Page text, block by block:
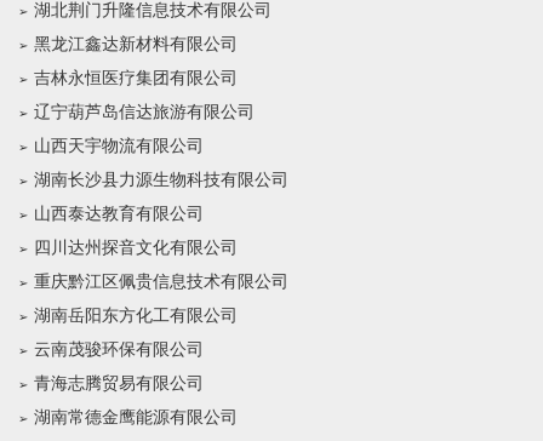
湖北荆门升隆信息技术有限公司
黑龙江鑫达新材料有限公司
吉林永恒医疗集团有限公司
辽宁葫芦岛信达旅游有限公司
山西天宇物流有限公司
湖南长沙县力源生物科技有限公司
山西泰达教育有限公司
四川达州探音文化有限公司
重庆黔江区佩贵信息技术有限公司
湖南岳阳东方化工有限公司
云南茂骏环保有限公司
青海志腾贸易有限公司
湖南常德金鹰能源有限公司